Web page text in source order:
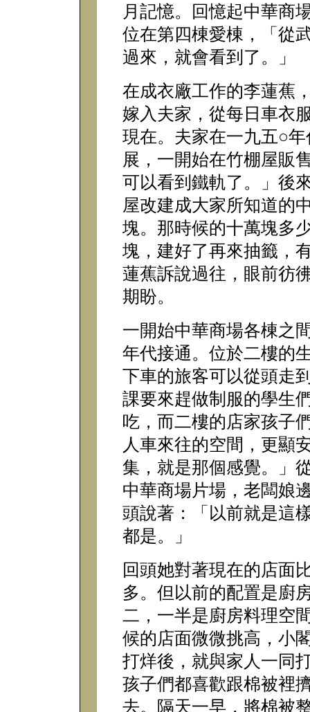
月記憶。回憶起中華商
位在第四棟愛棟，「從
過來，就會看到了。」
在成衣廠工作的李蓮蕉
嫁入夫家，從每日車衣
現在。夫家在一九五○
展，一開始在竹棚屋販
可以看到鐵軌了。」後
屋改建成大家所知道的
塊。那時候的十萬塊多
塊，建好了再來抽籤，
蓮蕉訴說過往，眼前彷
期盼。
一開始中華商場各棟之
年代接通。位於二樓的
下車的旅客可以從頭走
課要來趕做制服的學生
吃，而二樓的店家孩子
人車來往的空間，更顯
集，就是那個感覺。」
中華商場片場，老闆娘
頭說著：「以前就是這
都是。」
回頭她對著現在的店面
多。但以前的配置是廚
二，一半是廚房料理空
候的店面微微挑高，小
打烊後，就與家人一同
孩子們都喜歡跟棉被裡
去。隔天一早，將棉被